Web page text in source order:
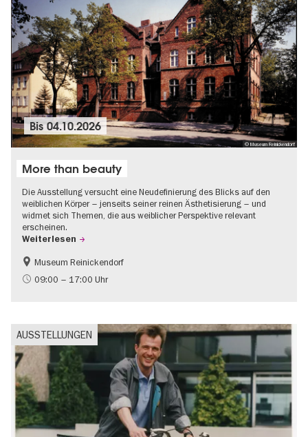
© Museum Reinickendorf
Bis04.10.2026
More than beauty
Die Ausstellung versucht eine Neudefinierung des Blicks auf den
weiblichen Körper – jenseits seiner reinen Ästhetisierung – und
widmet sich Themen, die aus weiblicher Perspektive relevant
erscheinen.
Weiterlesen
Gratis
Zeitgenössische Kunst
Museum Reinickendorf
09:00 – 17:00 Uhr
AUSSTELLUNGEN